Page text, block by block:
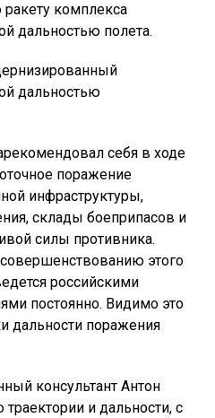
комплекса
дальностью полета.
себя в ходе
поражение
инфраструктуры,
склады боеприпасов и
силы противника.
этого
российскими
постоянно. Видимо это
дальности поражения
консультант Антон
и дальности, с